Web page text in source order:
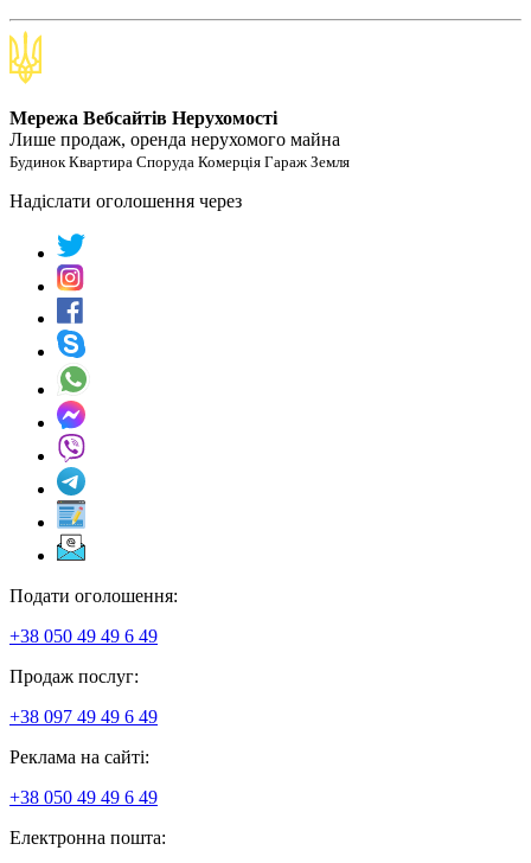
Мережа Вебсайтів Нерухомості
Лише продаж, оренда нерухомого майна
Будинок Квартира Споруда Комерція Гараж Земля
Надіслати оголошення через
Подати оголошення:
+38 050 49 49 6 49
Продаж послуг:
+38 097 49 49 6 49
Реклама на сайті:
+38 050 49 49 6 49
Електронна пошта: